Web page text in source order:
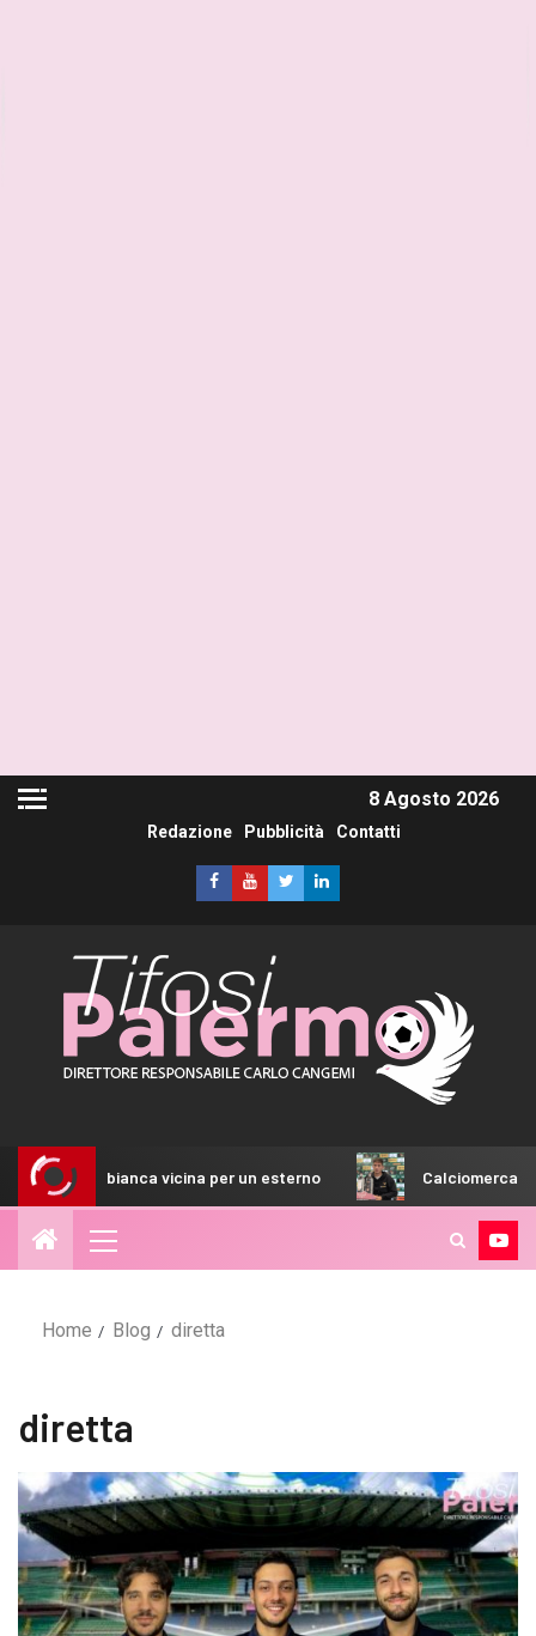
8 Agosto 2026
Redazione Pubblicità Contatti
vicina per un esterno Calciomercato Adorante, mezza
Home Blog diretta
diretta